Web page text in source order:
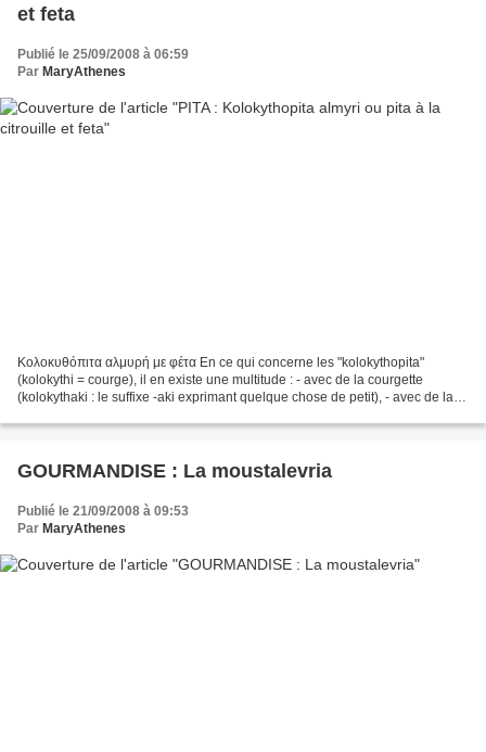
et feta
Publié le 25/09/2008 à 06:59
Par MaryAthenes
Κολοκυθόπιτα αλμυρή με φέτα En ce qui concerne les "kolokythopita"
(kolokythi = courge), il en existe une multitude : - avec de la courgette
(kolokythaki : le suffixe -aki exprimant quelque chose de petit), - avec de la
GOURMANDISE : La moustalevria
Publié le 21/09/2008 à 09:53
Par MaryAthenes